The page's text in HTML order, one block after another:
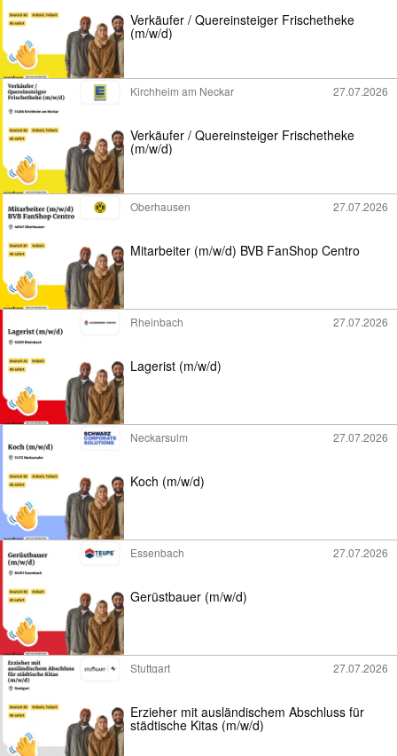
Verkäufer / Quereinsteiger Frischetheke
(m/w/d)
Kirchheim am Neckar 27.07.2026
Verkäufer / Quereinsteiger Frischetheke
(m/w/d)
Oberhausen 27.07.2026
Mitarbeiter (m/w/d) BVB FanShop Centro
Rheinbach 27.07.2026
Lagerist (m/w/d)
Neckarsulm 27.07.2026
Koch (m/w/d)
Essenbach 27.07.2026
Gerüstbauer (m/w/d)
Stuttgart 27.07.2026
Erzieher mit ausländischem Abschluss für
städtische Kitas (m/w/d)